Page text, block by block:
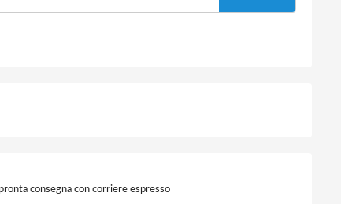
consegna con corriere espresso